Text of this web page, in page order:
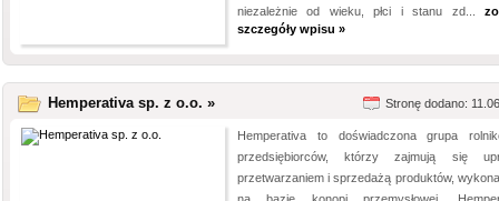
niezależnie od wieku, płci i stanu zd...
szczegóły wpisu »
Hemperativa sp. z o.o. » Stronę dodano:
Hemperativa to doświadczona grupa
przedsiębiorców, którzy zajmują się
przetwarzaniem i sprzedażą produktów,